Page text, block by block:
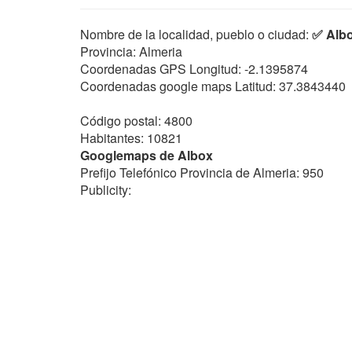
Nombre de la localidad, pueblo o ciudad: ✅
Provincia: Almeria
Coordenadas GPS Longitud: -2.1395874
Coordenadas google maps Latitud: 37.3843440
Código postal: 4800
Habitantes: 10821
Googlemaps de Albox
Prefijo Telefónico Provincia de Almeria: 950
Publicity: